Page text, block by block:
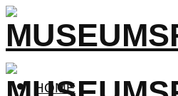
HOME